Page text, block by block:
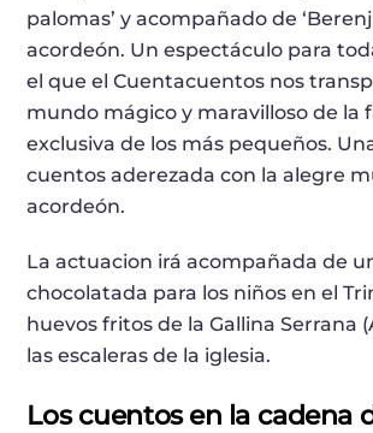
palomas’ y acompañado de
acordeón. Un espectáculo para
el que el Cuentacuentos nos
mundo mágico y maravilloso de la
exclusiva de los más pequeños.
cuentos aderezada con la alegre
acordeón.
La actuacion irá acompañada de
chocolatada para los niños en el
huevos fritos de la Gallina Serrana
las escaleras de la iglesia.
Los cuentos en la cadena